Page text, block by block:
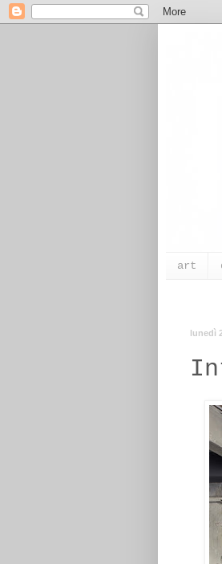
art
lunedì